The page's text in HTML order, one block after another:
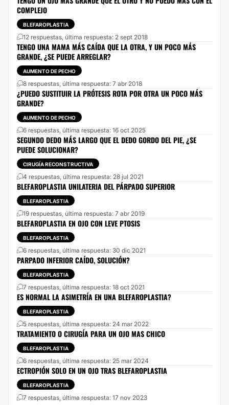
COMPLEJO
BLEFAROPLASTIA
12 respuestas, última respuesta: 2 sept 2018
TENGO UNA MAMA MÁS CAÍDA QUE LA OTRA, Y UN POCO MÁS
GRANDE, ¿SE PUEDE ARREGLAR?
AUMENTO DE PECHO
8 respuestas, última respuesta: 7 abr 2018
¿PUEDO SUSTITUIR LA PRÓTESIS ROTA POR OTRA UN POCO MÁS
GRANDE?
AUMENTO DE PECHO
6 respuestas, última respuesta: 16 oct 2025
SEGUNDO DEDO MÁS LARGO QUE EL DEDO GORDO DEL PIE, ¿SE
PUEDE SOLUCIONAR?
CIRUGÍA RECONSTRUCTIVA
4 respuestas, última respuesta: 28 jul 2021
BLEFAROPLASTIA UNILATERIA DEL PÁRPADO SUPERIOR
BLEFAROPLASTIA
19 respuestas, última respuesta: 7 abr 2019
BLEFAROPLASTIA EN OJO CON LEVE PTOSIS
BLEFAROPLASTIA
6 respuestas, última respuesta: 30 dic 2021
PARPADO INFERIOR CAÍDO, SOLUCIÓN?
BLEFAROPLASTIA
7 respuestas, última respuesta: 18 oct 2021
ES NORMAL LA ASIMETRÍA EN UNA BLEFAROPLASTIA?
BLEFAROPLASTIA
5 respuestas, última respuesta: 24 mar 2022
TRATAMIENTO O CIRUGÍA PARA UN OJO MAS CHICO
BLEFAROPLASTIA
6 respuestas, última respuesta: 25 mar 2024
ECTROPIÓN SOLO EN UN OJO TRAS BLEFAROPLASTIA
BLEFAROPLASTIA
7 respuestas, última respuesta: 17 nov 2023